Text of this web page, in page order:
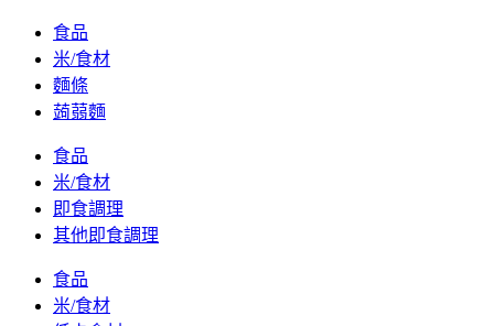
食品
米/食材
麵條
蒟蒻麵
食品
米/食材
即食調理
其他即食調理
食品
米/食材